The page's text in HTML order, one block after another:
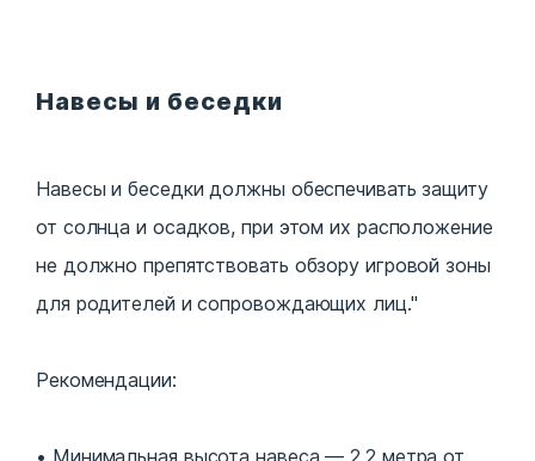
Навесы и беседки
Навесы и беседки должны обеспечивать защиту
от солнца и осадков, при этом их расположение
не должно препятствовать обзору игровой зоны
для родителей и сопровождающих лиц."
Рекомендации:
Минимальная высота навеса — 2,2 метра от